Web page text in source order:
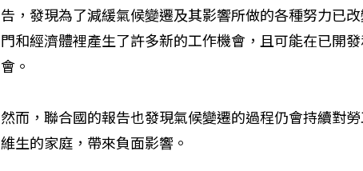
告，發現為了減緩氣候變遷及其影響所做的各種努力已
門和經濟體裡產生了許多新的工作機會，且可能在已開
會。
然而，聯合國的報告也發現氣候變遷的過程仍會持續對
維生的家庭，帶來負面影響。